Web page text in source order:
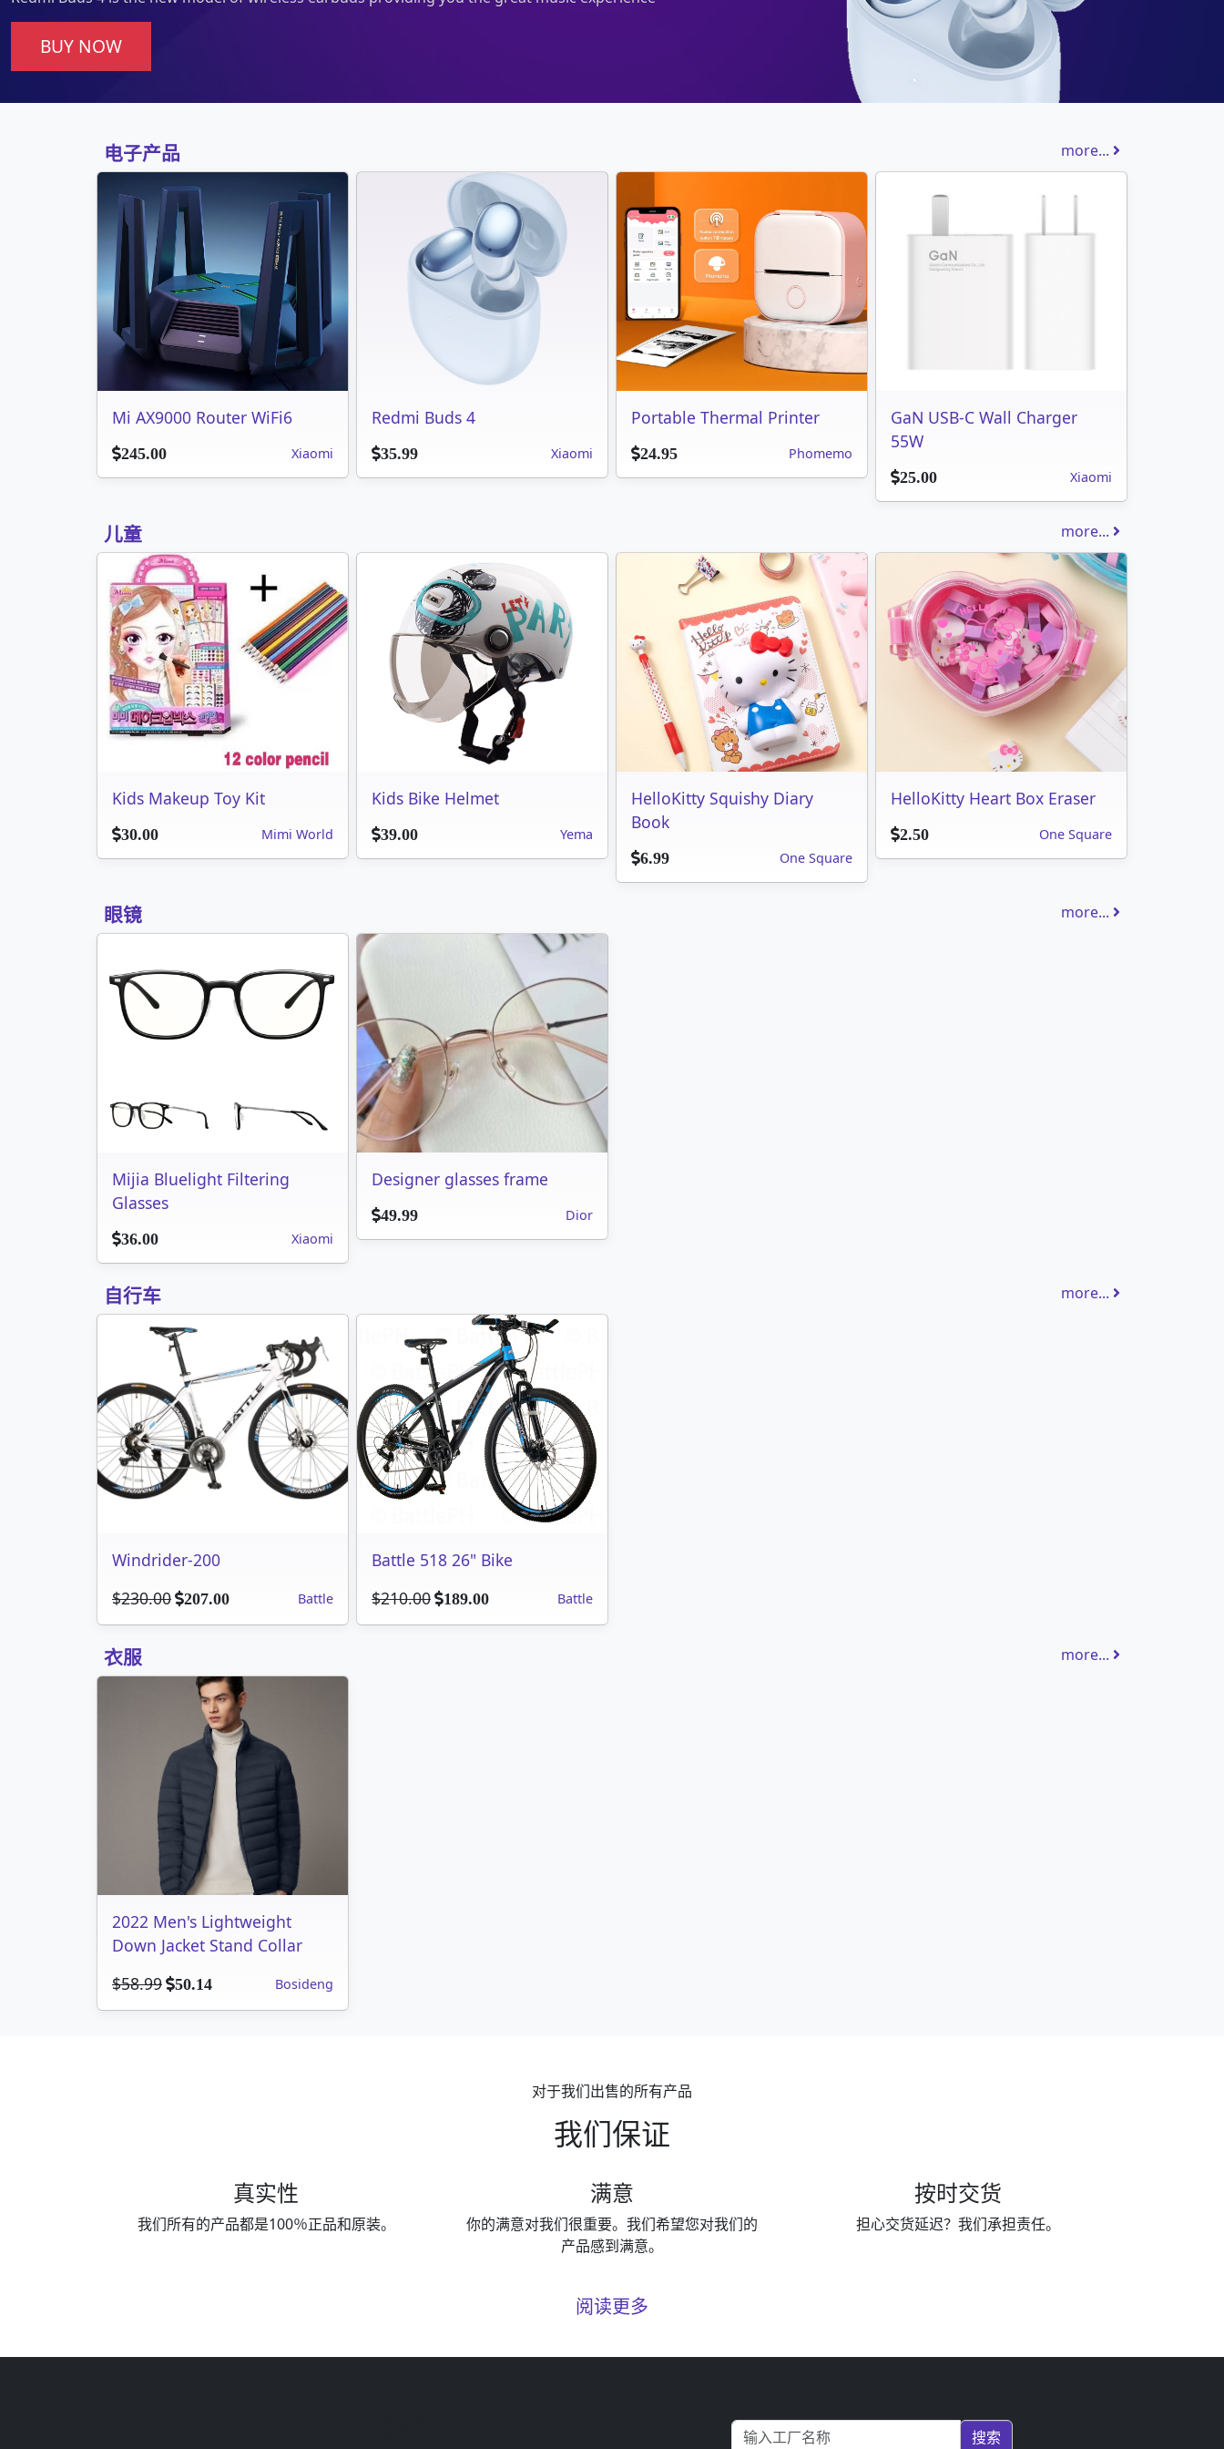
BUY NOW
电子产品 more...
Mi AX9000 Router WiFi6
245.00 Xiaomi
Redmi Buds 4
35.99 Xiaomi
Portable Thermal Printer
24.95 Phomemo
GaN USB-C Wall Charger
55W
25.00 Xiaomi
儿童 more...
Kids Makeup Toy Kit
30.00 Mimi World
Kids Bike Helmet
39.00 Yema
HelloKitty Squishy Diary
Book
6.99 One Square
HelloKitty Heart Box Eraser
2.50 One Square
眼镜 more...
Mijia Bluelight Filtering
Glasses
36.00 Xiaomi
Designer glasses frame
49.99 Dior
自行车 more...
Windrider-200
$230.00
207.00 Battle
Battle 518 26" Bike
$210.00
189.00 Battle
衣服 more...
2022 Men's Lightweight
Down Jacket Stand Collar
$58.99
50.14 Bosideng
对于我们出售的所有产品
我们保证
真实性
我们所有的产品都是100％正品和原装。
满意
你的满意对我们很重要。我们希望您对我们的
产品感到满意。
按时交货
担心交货延迟？我们承担责任。
阅读更多
搜索